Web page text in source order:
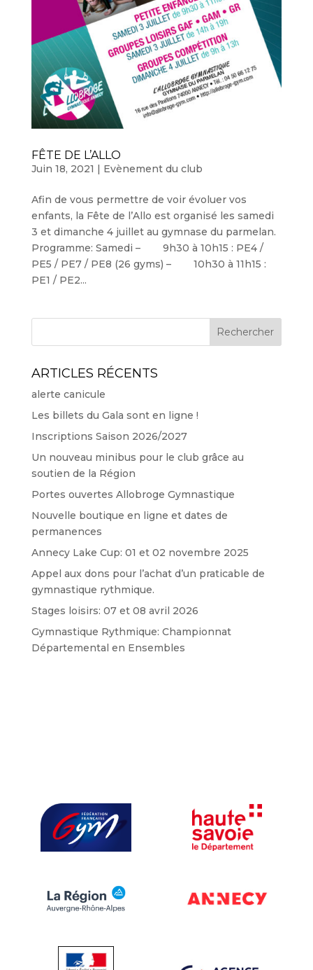
FÊTE DE L’ALLO
Juin 18, 2021 | Evènement du club
Afin de vous permettre de voir évoluer vos
enfants, la Fête de l’Allo est organisé les samedi
3 et dimanche 4 juillet au gymnase du parmelan.
Programme: Samedi – 9h30 à 10h15 : PE4 /
PE5 / PE7 / PE8 (26 gyms) – 10h30 à 11h15 :
PE1 / PE2...
ARTICLES RÉCENTS
alerte canicule
Les billets du Gala sont en ligne !
Inscriptions Saison 2026/2027
Un nouveau minibus pour le club grâce au
soutien de la Région
Portes ouvertes Allobroge Gymnastique
Nouvelle boutique en ligne et dates de
permanences
Annecy Lake Cup: 01 et 02 novembre 2025
Appel aux dons pour l’achat d’un praticable de
gymnastique rythmique.
Stages loisirs: 07 et 08 avril 2026
Gymnastique Rythmique: Championnat
Départemental en Ensembles